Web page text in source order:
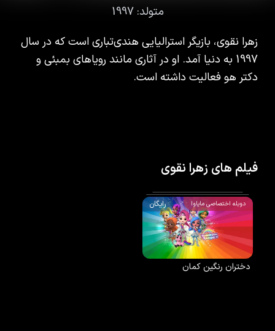
متولد:1997
زهرا نقوی، بازیگر استرالیایی هندی‌تباری است که در سال
1997 به دنیا آمد. او در آثاری مانند رویاهای بمبئی و
دکتر هو فعالیت داشته است.
فیلم های زهرا نقوی
دوبله اختصاصی مایاوا رایگان
دختران رنگین کمان